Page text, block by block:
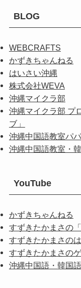
BLOG
WEBCRAFTS
かずきちゃんねる
はいさい沖縄
株式会社WEVA
沖縄マイクラ部
沖縄マイクラ部 プ
ブ」
沖縄中国語教室パ
沖縄中国語教室・
YouTube
かずきちゃんねる
すずきたかまさの
すずきたかまさの
すずきたかまさの
沖縄中国語・韓国